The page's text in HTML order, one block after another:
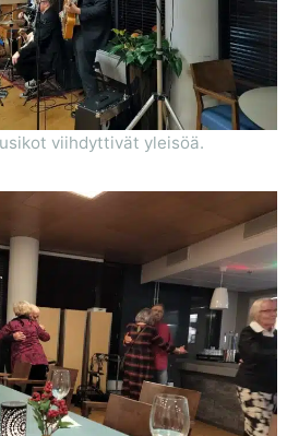
viihdyttivät yleisöä.